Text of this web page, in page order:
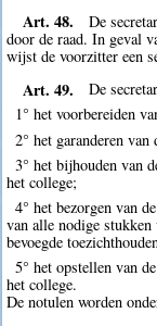
Art. 48.
De
door de raad. In geval
wijst de voorzitter een
Art. 49.
De
1° het voorbereiden
2° het garanderen van
3° het bijhouden van
het college;
4° het bezorgen van
van alle nodige
bevoegde
5° het opstellen van
het college.
De notulen worden